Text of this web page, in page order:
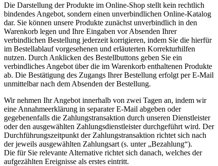
Die Darstellung der Produkte im Online-Shop stellt kein rechtlich
bindendes Angebot, sondern einen unverbindlichen Online-Katalog
dar. Sie können unsere Produkte zunächst unverbindlich in den
Warenkorb legen und Ihre Eingaben vor Absenden Ihrer
verbindlichen Bestellung jederzeit korrigieren, indem Sie die hierfür
im Bestellablauf vorgesehenen und erläuterten Korrekturhilfen
nutzen. Durch Anklicken des Bestellbuttons geben Sie ein
verbindliches Angebot über die im Warenkorb enthaltenen Produkte
ab. Die Bestätigung des Zugangs Ihrer Bestellung erfolgt per E-Mail
unmittelbar nach dem Absenden der Bestellung.
Wir nehmen Ihr Angebot innerhalb von zwei Tagen an, indem wir
eine Annahmeerklärung in separater E-Mail abgeben oder
gegebenenfalls die Zahlungstransaktion durch unseren Dienstleister
oder den ausgewählten Zahlungsdienstleister durchgeführt wird. Der
Durchführungszeitpunkt der Zahlungstransaktion richtet sich nach
der jeweils ausgewählten Zahlungsart (s. unter „Bezahlung“).
Die für Sie relevante Alternative richtet sich danach, welches der
aufgezählten Ereignisse als erstes eintritt.